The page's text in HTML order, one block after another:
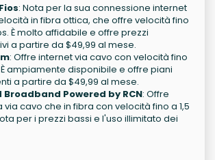
: Nota per la sua connessione internet
in fibra ottica, che offre velocità fino
È molto affidabile e offre prezzi
a partire da $49,99 al mese.
: Offre internet via cavo con velocità fino
È ampiamente disponibile e offre piani
a partire da $49,99 al mese.
Powered by RCN: Offre
via cavo che in fibra con velocità fino a 1,5
per i prezzi bassi e l'uso illimitato dei